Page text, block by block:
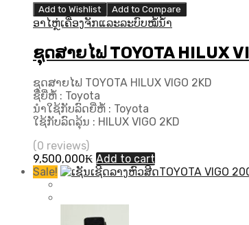
Add to Wishlist Add to Compare
ອາໄຫຼ່ເຄື່ອງຈັກແລະລະບົບໝໍ້ນ້ຳ
ຊຸດສາຍໄຟ TOYOTA HILUX
ຊຸດສາຍໄຟ TOYOTA HILUX VIGO 2KD
ຊື່ຍີ່ຫໍ້ : Toyota
ນຳໃຊ້ກັບລົດຍີ່ຫໍ້ : Toyota
ໃຊ້ກັບລົດລຸ້ນ : HILUX VIGO 2KD
(0 reviews)
9,500,000₭ Add to cart
Sale!